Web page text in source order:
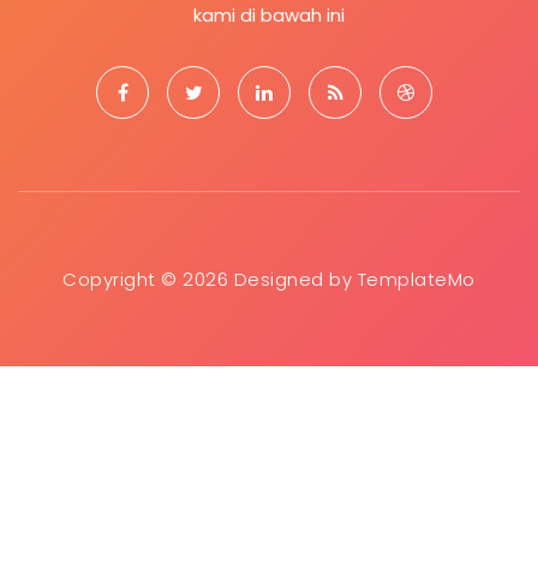
kami di bawah ini
Copyright © 2026 Designed by TemplateMo